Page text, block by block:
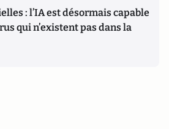
: l’IA est désormais capable
qui n’existent pas dans la